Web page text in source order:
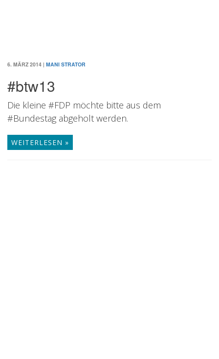
6. MÄRZ 2014 | MANI STRATOR
#btw13
Die kleine #FDP möchte bitte aus dem
#Bundestag abgeholt werden.
WEITERLESEN »